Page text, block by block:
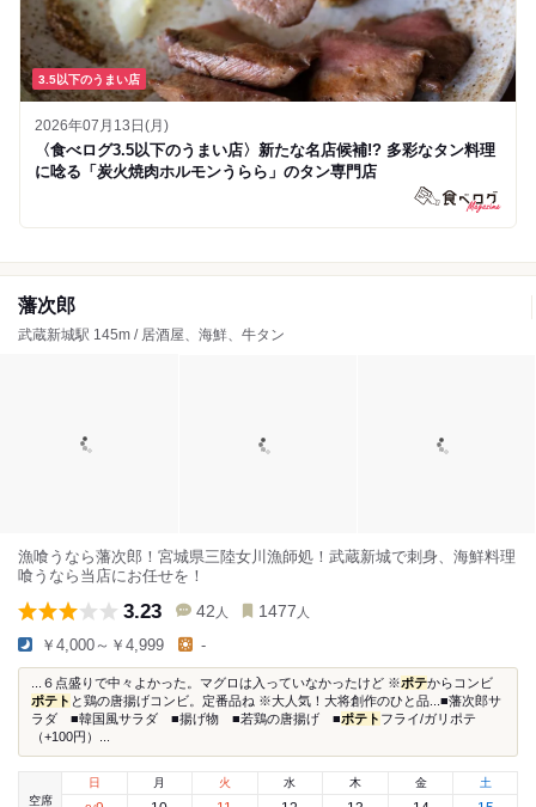
3.5以下のうまい店
2026年07月13日(月)
〈食べログ3.5以下のうまい店〉新たな名店候補!? 多彩なタン料理
に唸る「炭火焼肉ホルモンうらら」のタン専門店
藩次郎
武蔵新城駅 145m / 居酒屋、海鮮、牛タン
漁喰うなら藩次郎！宮城県三陸女川漁師処！武蔵新城で刺身、海鮮料理
喰うなら当店にお任せを！
3.23 42 人 1477 人
￥4,000～￥4,999 -
...６点盛りで中々よかった。マグロは入っていなかったけど ※ポテからコンビ
ポテト と鶏の唐揚げコンビ。定番品ね ※大人気！大将創作のひと品...■藩次郎サ
ラダ ■韓国風サラダ ■揚げ物 ■若鶏の唐揚げ ■ポテト フライ/ガリポテ
（+100円）...
空席
日
月 火 水 木 金 土